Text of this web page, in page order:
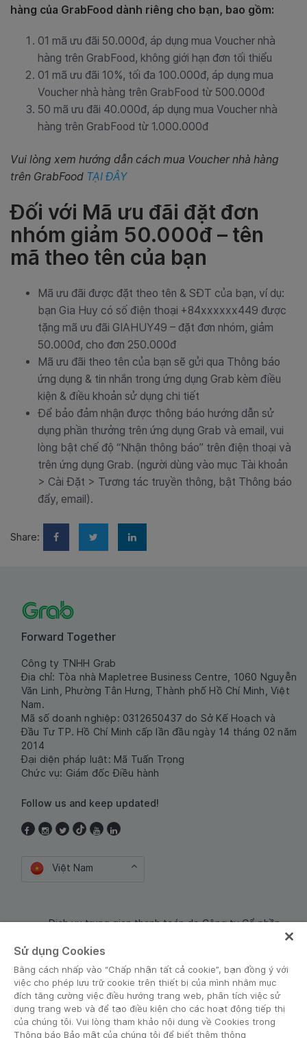
hàng của GrabFood dành riêng cho bạn, bao gồm:
01 mã ưu đãi 50.000đ, áp dụng mua Voucher nhà
hàng trên GrabFood, không giới hạn đơn tối thiểu
01 mã ưu đãi 10%, tối đa 100.000đ, áp dụng mua
Voucher nhà hàng trên GrabFood từ 500.000đ
50 mã ưu đãi 40.000đ, áp dụng mua Voucher nhà
hàng trên GrabFood từ 1.000.000đ
Vui lòng xem hướng dẫn cách mua Voucher nhà hàng
trên GrabFood TẠI ĐÂY
Đối với Mã ưu đãi đặt đơn
nhóm giảm 50.000đ – tên
mã theo tên của bạn
Mã ưu đãi được đặt theo tên & SĐT của bạn, ví dụ:
bạn Gia Huy có số điện thoại +84xxxxxx449 được
tặng mã ưu đãi GIAHUY49 – đặt đơn nhóm, giảm
50.000đ, cho đơn 250.000đ
Mã ưu đãi theo tên của bạn sẽ gửi qua Thông báo
ứng dụng & tin nhắn trong ứng dụng Grab kèm điều
kiện & điều khoản sử dụng chi tiết
Để bảo đảm nhận được thông báo hướng dẫn sử
dụng phần thưởng trên ứng dụng Grab và email, vui
lòng bật chế độ “Nhận thông báo” trên điện thoại và
trên ứng dụng Grab. (người dùng vào mục Tài khoản
> Cài Đặt > Tương tác truyền thông, bật Thông báo
đẩy, email).
Share:
Forward Together
Công ty TNHH Grab
Địa chỉ: Tòa nhà Mapletree Business Centre, 1060 Nguyễn
Văn Linh, Phường Tân Hưng, Thành phố Hồ Chí Minh, Việt
Nam.
Mã số doanh nghiệp: 0312650437 do Sở Kế Hoạch và
Đầu Tư TP. Hồ Chí Minh cấp lần đầu ngày 14 tháng 02 năm
2014
Đại diện pháp luật: Mã Tuấn Trọng
Chức vụ: Giám đốc Điều hành
Follow us and keep updated!
Việt Nam
Dịch vụ trung gian thanh toán do Công ty Cổ phần
Sử dụng Cookies
Bằng cách nhấp vào “Chấp nhận tất cả cookie”, bạn đồng ý với
việc cho phép lưu trữ cookie trên thiết bị của mình nhằm mục
đích tăng cường việc điều hướng trang web, phân tích việc sử
dụng trang web và để tạo điều kiện cho các hoạt động tiếp thị
của chúng tôi. Vui lòng tham khảo nội dung về Cookies trong
Thông báo Bảo mật của chúng tôi để biết thêm thông